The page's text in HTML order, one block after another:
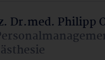
Dr.med. Philipp